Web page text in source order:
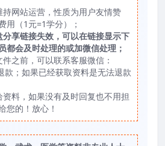
持网站运营，性质为用户友情赞
用（1元=1学分）；
分享链接失效，可以在链接显示下
都会及时处理的或加微信处理；
件之前，可以联系客服微信：
；如果已经获取资料是无法退款
资料，如果没有及时回复也不用担
您的！放心！